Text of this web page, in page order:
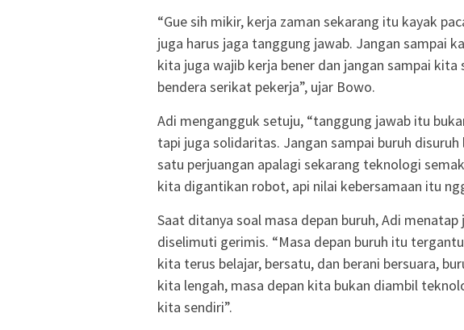
“Gue sih mikir, kerja zaman sekarang itu kayak
juga harus jaga tanggung jawab. Jangan sampai
kita juga wajib kerja bener dan jangan sampai
bendera serikat pekerja”, ujar Bowo.
Adi mengangguk setuju, “tanggung jawab itu
tapi juga solidaritas. Jangan sampai buruh
satu perjuangan apalagi sekarang teknologi
kita digantikan robot, api nilai kebersamaan itu
Saat ditanya soal masa depan buruh, Adi
diselimuti gerimis. “Masa depan buruh itu
kita terus belajar, bersatu, dan berani bersuara,
kita lengah, masa depan kita bukan diambil
kita sendiri”.